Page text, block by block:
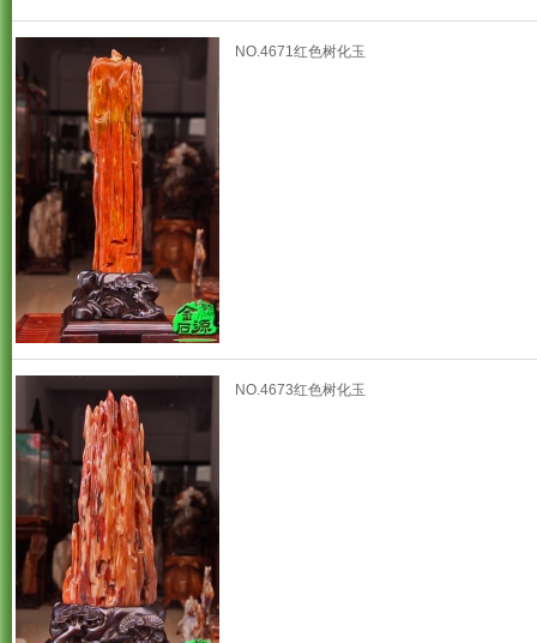
NO.4671红色树化玉
NO.4673红色树化玉